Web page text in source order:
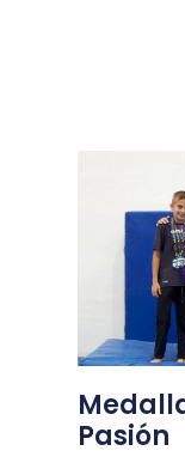
Pasión